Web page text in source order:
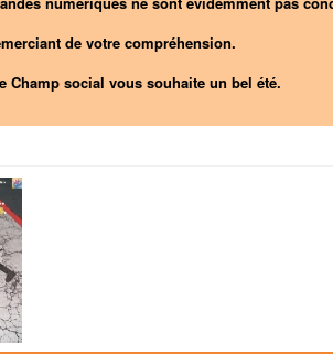
de votre compréhension.
Champ social vous souhaite un bel été.